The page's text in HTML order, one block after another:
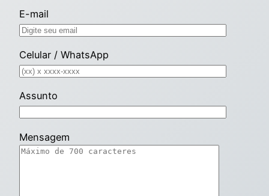
E-mail
Celular / WhatsApp
Assunto
Mensagem